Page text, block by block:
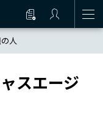
人
スエージ